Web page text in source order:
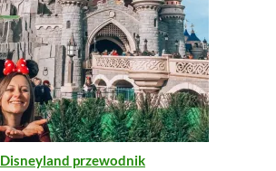
n
a
w
y
n
o
s
i
ł
a
w
y
n
o
s
i
:
6
R
O
M
O
C
J
I
Disneyland przewodnik